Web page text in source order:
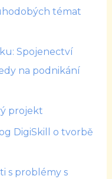
témat
Spojenectví
na podnikání
projekt
DigiSkill o tvorbě
s problémy s